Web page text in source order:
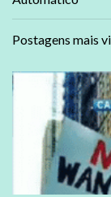
Postagens mais